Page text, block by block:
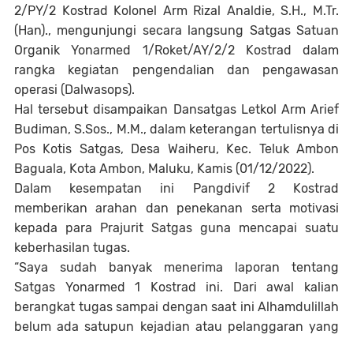
2/PY/2 Kostrad Kolonel Arm Rizal Analdie, S.H., M.Tr.
(Han)., mengunjungi secara langsung Satgas Satuan
Organik Yonarmed 1/Roket/AY/2/2 Kostrad dalam
rangka kegiatan pengendalian dan pengawasan
operasi (Dalwasops).
Hal tersebut disampaikan Dansatgas Letkol Arm Arief
Budiman, S.Sos., M.M., dalam keterangan tertulisnya di
Pos Kotis Satgas, Desa Waiheru, Kec. Teluk Ambon
Baguala, Kota Ambon, Maluku, Kamis (01/12/2022).
Dalam kesempatan ini Pangdivif 2 Kostrad
memberikan arahan dan penekanan serta motivasi
kepada para Prajurit Satgas guna mencapai suatu
keberhasilan tugas.
“Saya sudah banyak menerima laporan tentang
Satgas Yonarmed 1 Kostrad ini. Dari awal kalian
berangkat tugas sampai dengan saat ini Alhamdulillah
belum ada satupun kejadian atau pelanggaran yang